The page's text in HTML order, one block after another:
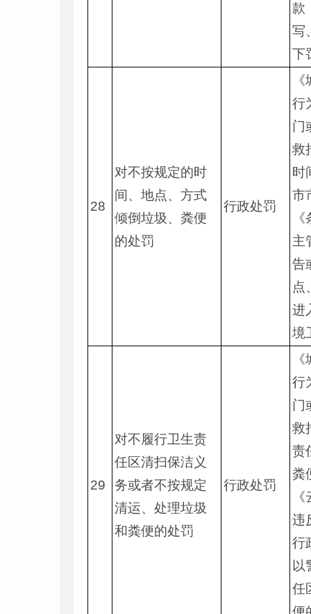
款
写
下
28
对不按规定的时
间、地点、方式
倾倒垃圾、粪便
的处罚
行政处罚
行
门
救
时
市
主
告
点
进
境
29
对不履行卫生责
任区清扫保洁义
务或者不按规定
清运、处理垃圾
和粪便的处罚
行政处罚
行
门
救
责
粪
违
行
以
任